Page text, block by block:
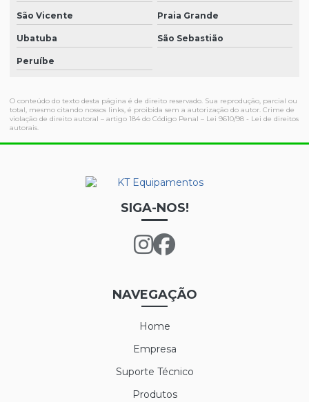
São Vicente Praia Grande
Ubatuba São Sebastião
Peruíbe
O conteúdo do texto desta página é de direito reservado. Sua reprodução, parcial ou
total, mesmo citando nossos links, é proibida sem a autorização do autor. Crime de
violação de direito autoral – artigo 184 do Código Penal – Lei 9610/98 - Lei de direitos
autorais
SIGA-NOS!
NAVEGAÇÃO
Home
Empresa
Suporte Técnico
Produtos